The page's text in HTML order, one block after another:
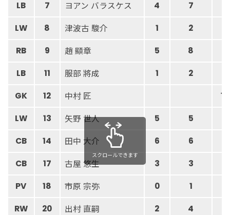
LB 7 ヨアン バラスケス 4 7
LW 8 津波古 駿介 1 2
RB 9 趙 顯章 5 8
LB 11 服部 將成 1 2
GK 12 中村 匠 10
LW 13 矢野 世人 5 5
CB 14 田中 大介 6 6
CB 17 古屋 悠生 3 3
PV 18 市原 宗弥 0 1
RW 20 出村 直嗣 2 4
スクロールできます